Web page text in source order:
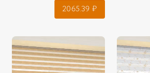
2065.39 ₽